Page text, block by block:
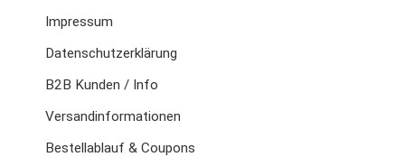
Impressum
Datenschutzerklärung
B2B Kunden / Info
Versandinformationen
Bestellablauf & Coupons